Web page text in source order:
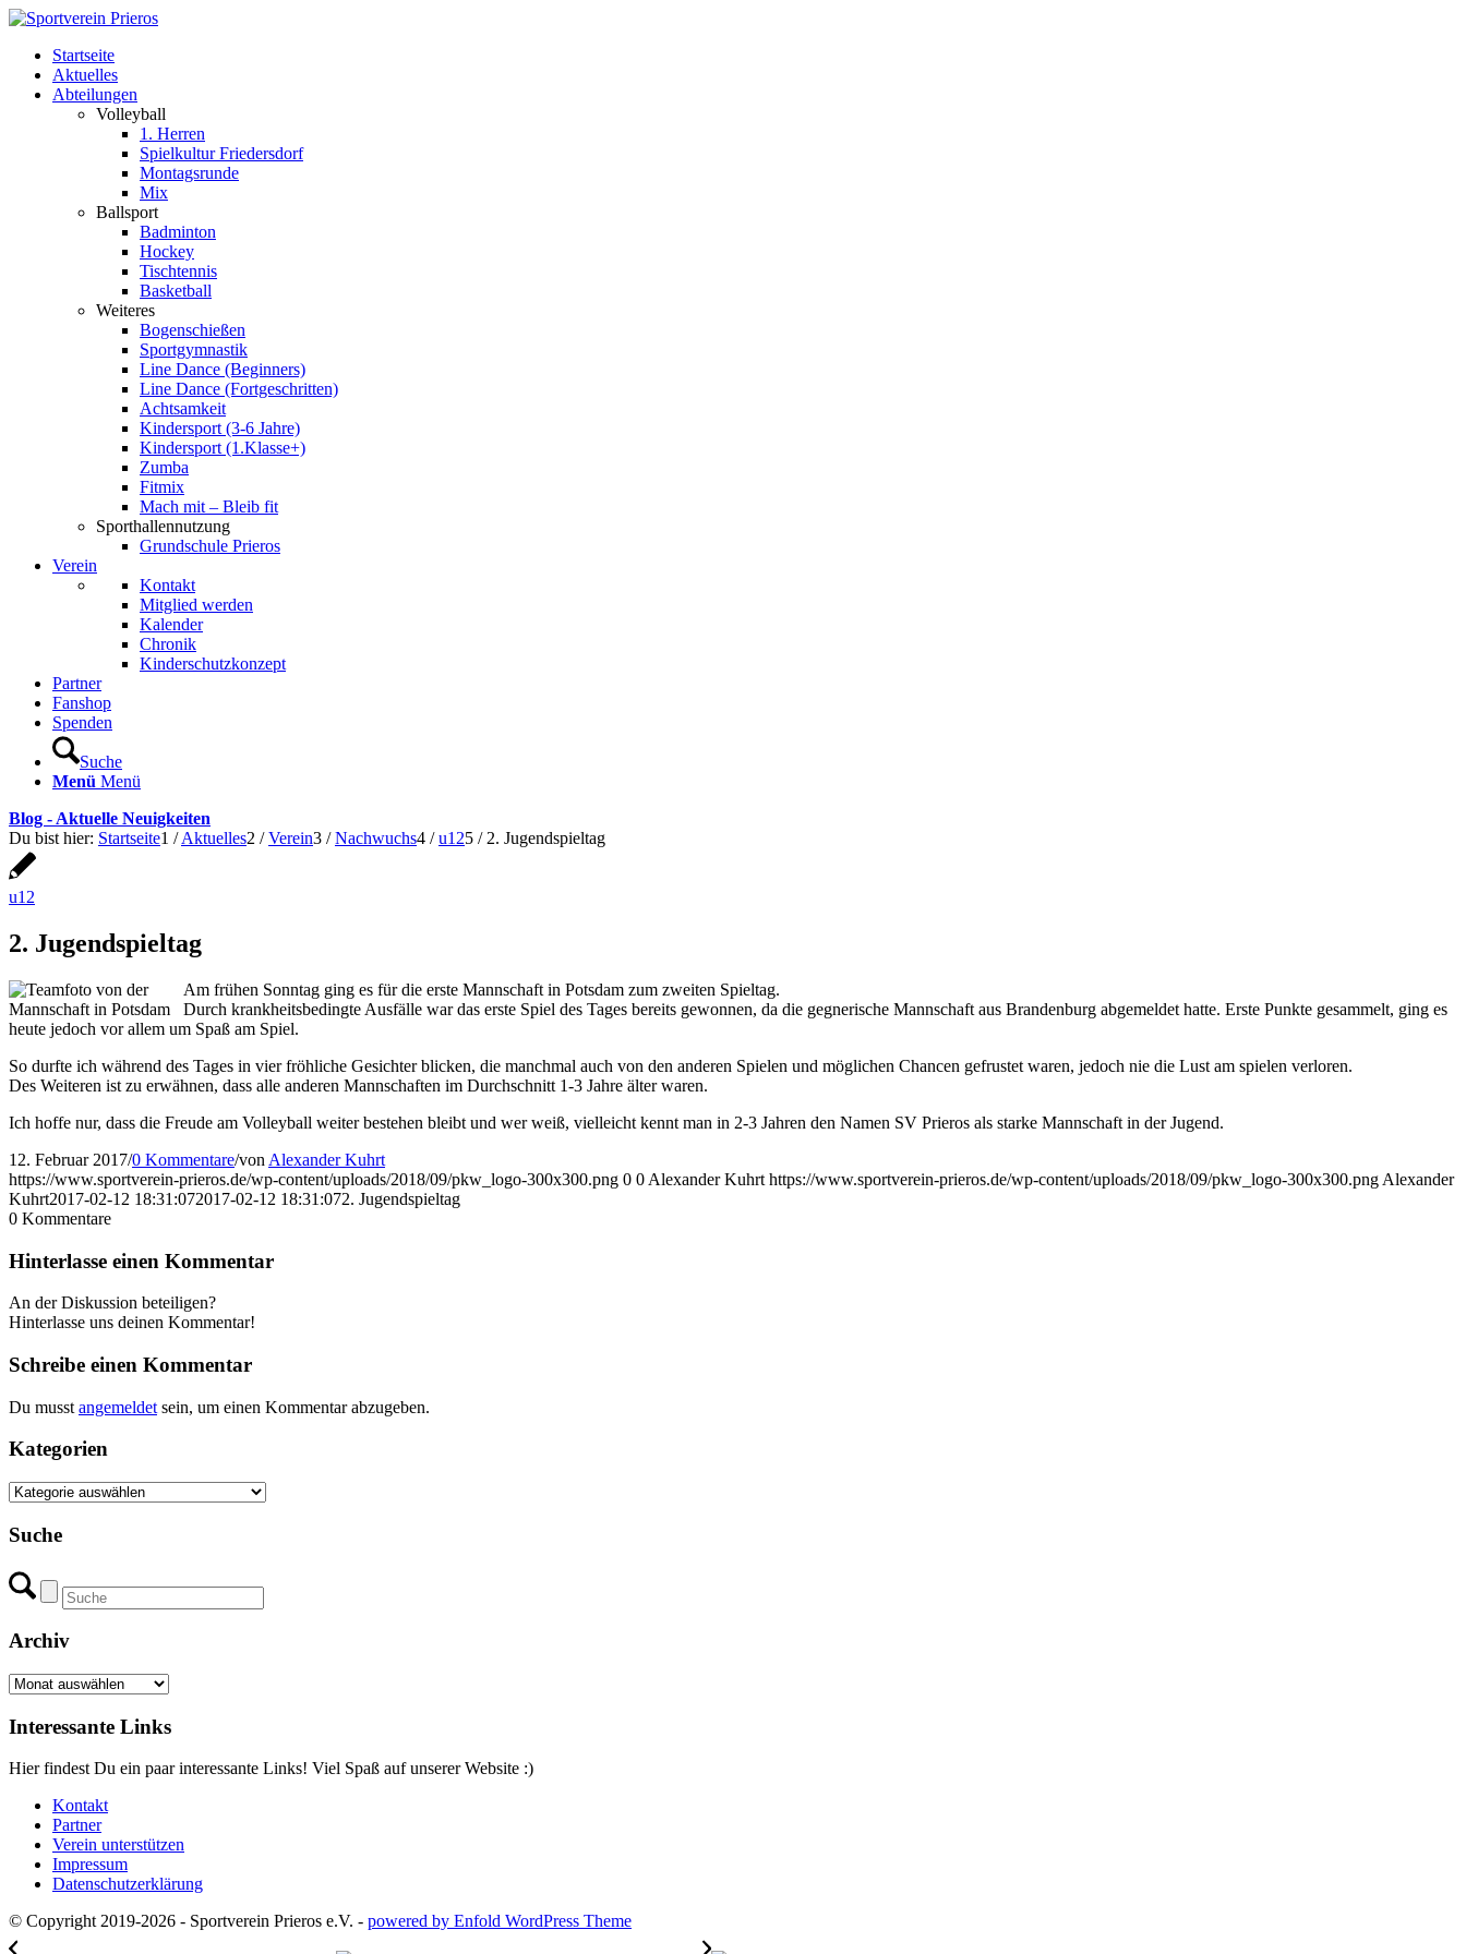
Startseite
Aktuelles
Abteilungen
Volleyball
1. Herren
Spielkultur Friedersdorf
Montagsrunde
Mix
Ballsport
Badminton
Hockey
Tischtennis
Basketball
Weiteres
Bogenschießen
Sportgymnastik
Line Dance (Beginners)
Line Dance (Fortgeschritten)
Achtsamkeit
Kindersport (3-6 Jahre)
Kindersport (1.Klasse+)
Zumba
Fitmix
Mach mit – Bleib fit
Sporthallennutzung
Grundschule Prieros
Verein
Kontakt
Mitglied werden
Kalender
Chronik
Kinderschutzkonzept
Partner
Fanshop
Spenden
Suche
Menü Menü
Blog - Aktuelle Neuigkeiten
Du bist hier: Startseite1 / Aktuelles2 / Verein3 / Nachwuchs4 / u125 / 2. Jugendspieltag
u12
2. Jugendspieltag
Am frühen Sonntag ging es für die erste Mannschaft in Potsdam zum zweiten Spieltag.
Durch krankheitsbedingte Ausfälle war das erste Spiel des Tages bereits gewonnen, da die gegnerische Mannschaft aus Brandenburg abgemeldet hatte. Erste Punkte gesammelt, ging es
heute jedoch vor allem um Spaß am Spiel.
So durfte ich während des Tages in vier fröhliche Gesichter blicken, die manchmal auch von den anderen Spielen und möglichen Chancen gefrustet waren, jedoch nie die Lust am spielen verloren.
Des Weiteren ist zu erwähnen, dass alle anderen Mannschaften im Durchschnitt 1-3 Jahre älter waren.
Ich hoffe nur, dass die Freude am Volleyball weiter bestehen bleibt und wer weiß, vielleicht kennt man in 2-3 Jahren den Namen SV Prieros als starke Mannschaft in der Jugend.
12. Februar 2017/0 Kommentare/von Alexander Kuhrt
https://www.sportverein-prieros.de/wp-content/uploads/2018/09/pkw_logo-300x300.png 0 0 Alexander Kuhrt https://www.sportverein-prieros.de/wp-content/uploads/2018/09/pkw_logo-300x300.png Alexander
Kuhrt2017-02-12 18:31:072017-02-12 18:31:072. Jugendspieltag
0 Kommentare
Hinterlasse einen Kommentar
An der Diskussion beteiligen?
Hinterlasse uns deinen Kommentar!
Schreibe einen Kommentar
Du musst angemeldet sein, um einen Kommentar abzugeben.
Kategorien
Kategorien
Suche
Archiv
Archiv
Interessante Links
Hier findest Du ein paar interessante Links! Viel Spaß auf unserer Website :)
Kontakt
Partner
Verein unterstützen
Impressum
Datenschutzerklärung
© Copyright 2019-2026 - Sportverein Prieros e.V. - powered by Enfold WordPress Theme